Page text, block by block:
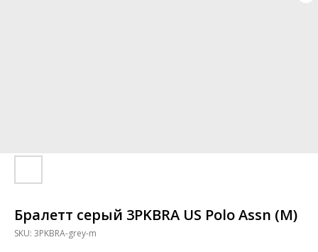
Бралетт серый 3PKBRA US Polo Assn (M)
SKU: 3PKBRA-grey-m